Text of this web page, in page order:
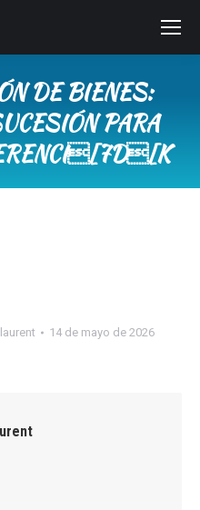
DE BIENES:
PARA
laurent 14 de mayo de 2026